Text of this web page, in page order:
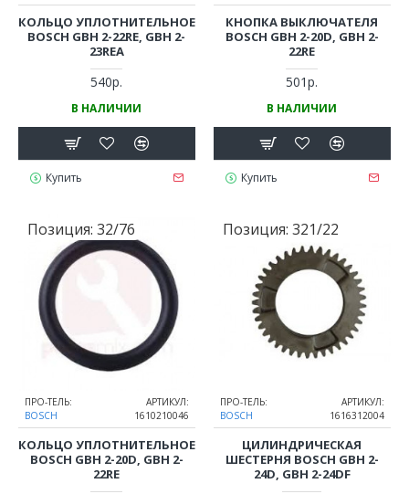
КОЛЬЦО УПЛОТНИТЕЛЬНОЕ
BOSCH GBH 2-22RE, GBH 2-
23REA
540р.
В НАЛИЧИИ
Купить
КНОПКА ВЫКЛЮЧАТЕЛЯ
BOSCH GBH 2-20D, GBH 2-
22RE
501р.
В НАЛИЧИИ
Купить
Позиция: 32/76
ПРО-ТЕЛЬ:
BOSCH
АРТИКУЛ:
1610210046
КОЛЬЦО УПЛОТНИТЕЛЬНОЕ
BOSCH GBH 2-20D, GBH 2-
22RE
Позиция: 321/22
ПРО-ТЕЛЬ:
BOSCH
АРТИКУЛ:
1616312004
ЦИЛИНДРИЧЕСКАЯ
ШЕСТЕРНЯ BOSCH GBH 2-
24D, GBH 2-24DF